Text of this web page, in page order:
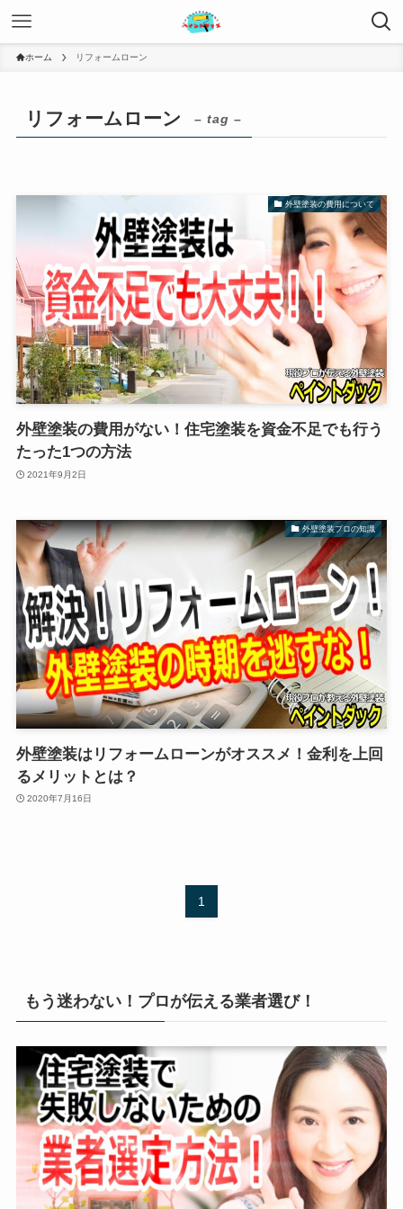
ホーム リフォームローン
リフォームローン – tag –
外壁塗装の費用について
外壁塗装の費用がない！住宅塗装を資金不足でも行う
たった1つの方法
2021年9月2日
外壁塗装プロの知識
外壁塗装はリフォームローンがオススメ！金利を上回
るメリットとは？
2020年7月16日
1
もう迷わない！プロが伝える業者選び！